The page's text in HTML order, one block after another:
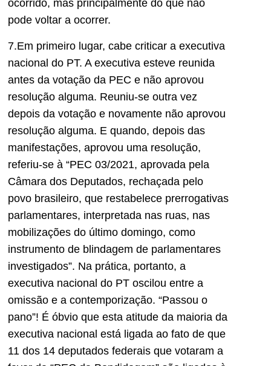
ocorrido, mas principalmente do que não
pode voltar a ocorrer.
7.Em primeiro lugar, cabe criticar a executiva
nacional do PT. A executiva esteve reunida
antes da votação da PEC e não aprovou
resolução alguma. Reuniu-se outra vez
depois da votação e novamente não aprovou
resolução alguma. E quando, depois das
manifestações, aprovou uma resolução,
referiu-se à “PEC 03/2021, aprovada pela
Câmara dos Deputados, rechaçada pelo
povo brasileiro, que restabelece prerrogativas
parlamentares, interpretada nas ruas, nas
mobilizações do último domingo, como
instrumento de blindagem de parlamentares
investigados”. Na prática, portanto, a
executiva nacional do PT oscilou entre a
omissão e a contemporização. “Passou o
pano”! É óbvio que esta atitude da maioria da
executiva nacional está ligada ao fato de que
11 dos 14 deputados federais que votaram a